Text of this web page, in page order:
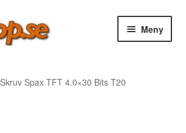
Meny
Skruv Spax TFT 4.0×30 Bits T20